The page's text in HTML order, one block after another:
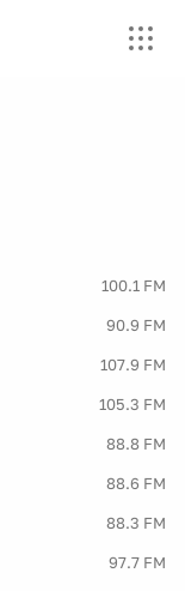
100.1 FM
90.9 FM
107.9 FM
105.3 FM
88.8 FM
88.6 FM
88.3 FM
97.7 FM